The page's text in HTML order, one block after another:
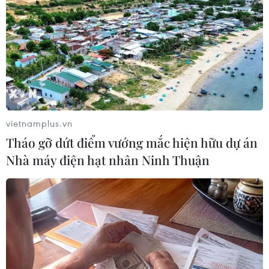
TIN LIÊN QUAN
vietnamplus.vn
Tháo gỡ dứt điểm vướng mắc hiện hữu dự án
Nhà máy điện hạt nhân Ninh Thuận